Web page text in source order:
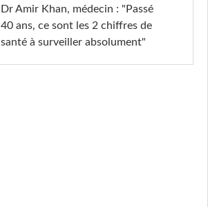
Dr Amir Khan, médecin : "Passé
40 ans, ce sont les 2 chiffres de
santé à surveiller absolument"